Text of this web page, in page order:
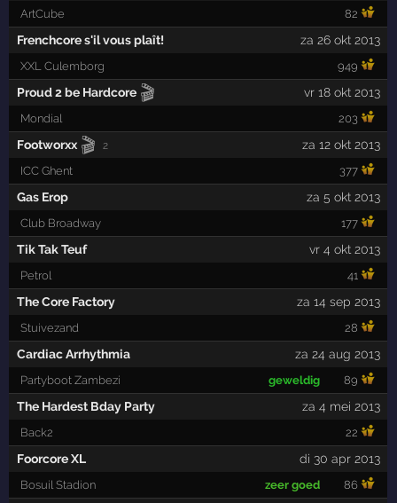
ArtCube 82
Frenchcore s'il vous plaît! za 26 okt 2013
XXL Culemborg 949
Proud 2 be Hardcore 🎬 vr 18 okt 2013
Mondial 203
Footworxx 🎬 2 za 12 okt 2013
ICC Ghent 377
Gas Erop za 5 okt 2013
Club Broadway 177
Tik Tak Teuf vr 4 okt 2013
Petrol 41
The Core Factory za 14 sep 2013
Stuivezand 28
Cardiac Arrhythmia za 24 aug 2013
Partyboot Zambezi geweldig 89
The Hardest Bday Party za 4 mei 2013
Back2 22
Foorcore XL di 30 apr 2013
Bosuil Stadion zeer goed 86